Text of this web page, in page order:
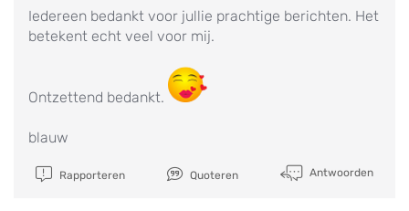
Iedereen bedankt voor jullie prachtige berichten. Het
betekent echt veel voor mij.
Ontzettend bedankt.
blauw
Rapporteren Quoteren Antwoorden